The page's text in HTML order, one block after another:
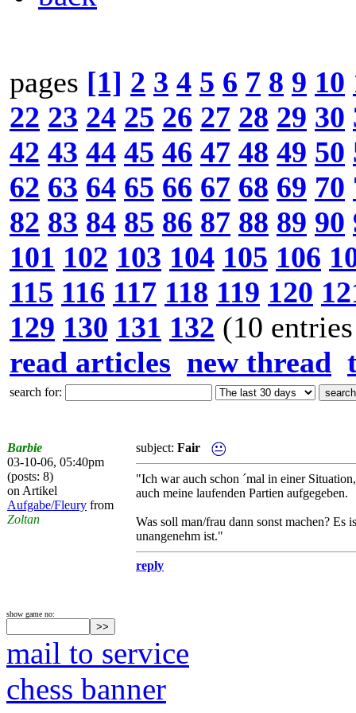
pages [1] 2 3 4 5 6 7 8 9 10
22 23 24 25 26 27 28 29 30
42 43 44 45 46 47 48 49 50
62 63 64 65 66 67 68 69 70
82 83 84 85 86 87 88 89 90
101 102 103 104 105 106
115 116 117 118 119 120
129 130 131 132 (10
read articles new thread
search for:
Barbie
03-10-06, 05:40pm
(posts: 8)
on Artikel
Aufgabe/Fleury from
Zoltan
subject: Fair
"Ich war auch schon ´mal in einer
auch meine laufenden Partien aufgegeben.
Was soll man/frau dann sonst machen?
unangenehm ist."
reply
show game no:
mail to service
chess banner